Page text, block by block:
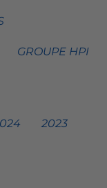
GROUPE HPI
2023